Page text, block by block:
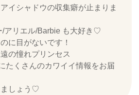
イシャドウの収集癖が止まりま
/アリエル/Barbie も大好き♡
に目がないです！
の憧れプリンセス
たくさんのカワイイ情報をお届
ましょう♡